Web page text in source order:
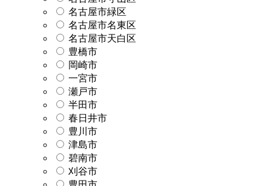
名古屋市緑区
名古屋市名東区
名古屋市天白区
豊橋市
岡崎市
一宮市
瀬戸市
半田市
春日井市
豊川市
津島市
碧南市
刈谷市